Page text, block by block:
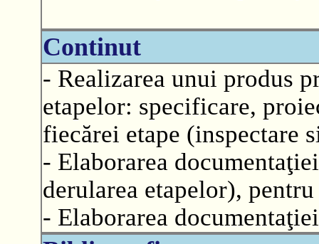
Continut
- Realizarea unui produs
etapelor: specificare,
fiecărei etape (inspectare
- Elaborarea
derularea etapelor),
- Elaborarea